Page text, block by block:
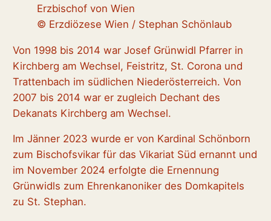
© Erzdiözese Wien / Stephan Schönlaub
Von 1998 bis 2014 war Josef Grünwidl Pfarrer in
Kirchberg am Wechsel, Feistritz, St. Corona und
Trattenbach im südlichen Niederösterreich. Von
2007 bis 2014 war er zugleich Dechant des
Dekanats Kirchberg am Wechsel.
Im Jänner 2023 wurde er von Kardinal Schönborn
zum Bischofsvikar für das Vikariat Süd ernannt und
im November 2024 erfolgte die Ernennung
Grünwidls zum Ehrenkanoniker des Domkapitels
zu St. Stephan.